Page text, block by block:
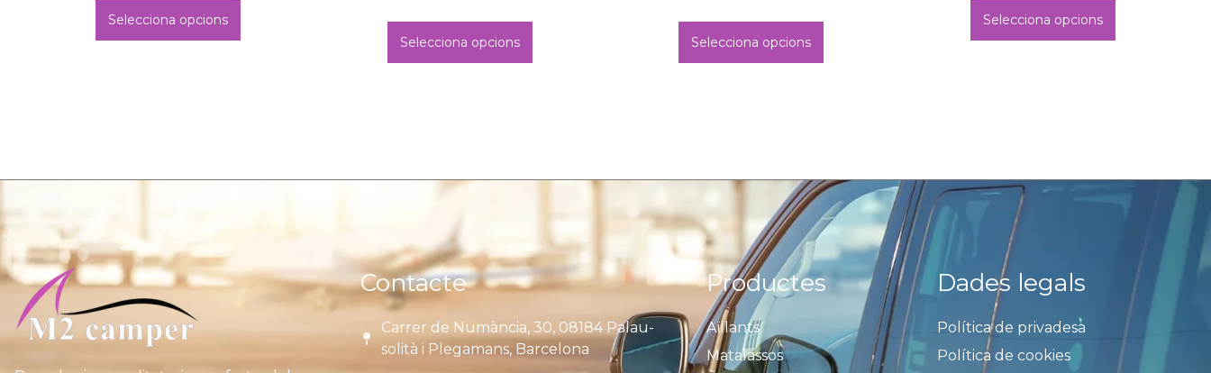
Selecciona opcions
Selecciona opcions Selecciona opcions
Selecciona opcions
Contacte
Carrer de Numància, 30, 08184 Palau-
solità i Plegamans, Barcelona
Productes
Aïllants
Matalassos
Dades legals
Política de privadesa
Política de cookies